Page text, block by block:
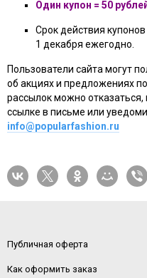
Один купон = 50
Срок действия
1 декабря ежегодно.
Пользователи сайта могут
об акциях и предложениях
рассылок можно
ссылке в письме или
info@popularfashion.ru
Публичная оферта
Как оформить заказ